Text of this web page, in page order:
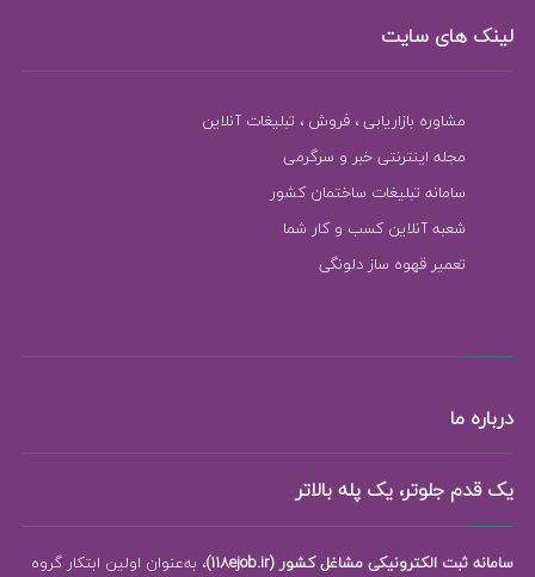
لینک های سایت
مشاوره بازاریابی ، فروش ، تبلیغات آنلاین
مجله اینترنتی خبر و سرگرمی
سامانه تبلیغات ساختمان کشور
شعبه آنلاین کسب و کار شما
تعمیر قهوه ساز دلونگی
درباره ما
یک قدم جلوتر، یک پله بالاتر
سامانه ثبت الکترونیکی مشاغل کشور (118ejob.ir)
، به‌عنوان اولین ابتکار گروه